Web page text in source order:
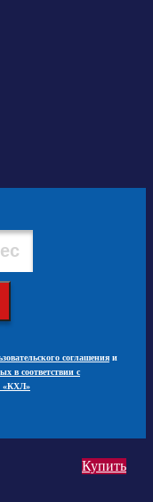
Купить
соглашения и
в соответствии с
«КХЛ»